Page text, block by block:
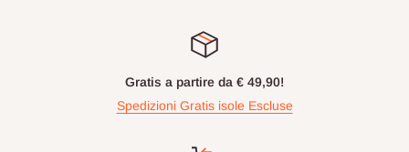
Gratis a partire da € 49,90!
Spedizioni Gratis isole Escluse